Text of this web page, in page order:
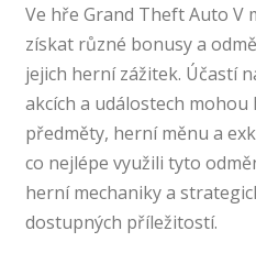
Ve hře Grand Theft Auto V
získat různé bonusy a
jejich herní zážitek. Účastí
akcích a událostech mohou
předměty, herní měnu a
co nejlépe využili tyto
herní mechaniky a
dostupných příležitostí.